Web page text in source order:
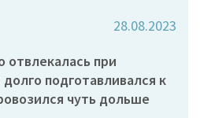
28.08.2023
отвлекалась при
подготавливался к
чуть дольше